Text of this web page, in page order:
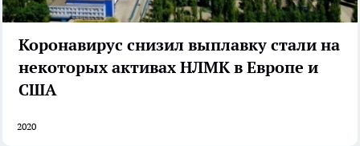
Коронавирус снизил выплавку стали на
некоторых активах НЛМК в Европе и
США
2020